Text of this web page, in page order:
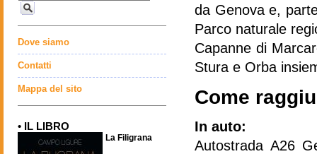
Dove siamo
Contatti
Mappa del sito
• IL LIBRO
La Filigrana
da Genova e,
Parco naturale
Capanne di
Stura e Orba
Come
In auto:
Autostrada A26